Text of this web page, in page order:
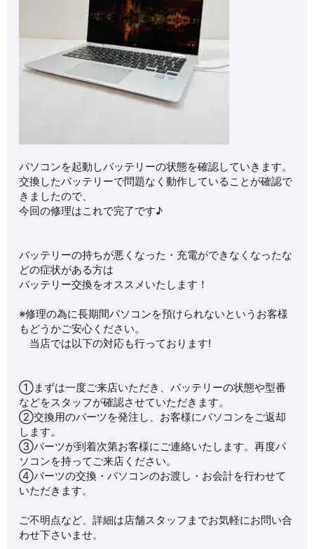
パソコンを起動しバッテリーの状態を確認していきます。
交換したバッテリーで問題なく動作していることが確認で
きましたので、
今回の修理はこれで完了です♪
バッテリーの持ちが悪くなった・充電ができなくなったな
どの症状がある方は
バッテリー交換をオススメいたします！
※修理の為に長期間パソコンを預けられないというお客様
もどうかご安心ください。
当店では以下の対応も行っております!
①まずは一度ご来店いただき、バッテリーの状態や型番
などをスタッフが確認させていただきます。
②交換用のパーツを発注し、お客様にパソコンをご返却
します。
③パーツが到着次第お客様にご連絡いたします。再度パ
ソコンを持ってご来店ください。
④パーツの交換・パソコンのお渡し・お会計を行わせて
いただきます。
ご不明点など、詳細は店舗スタッフまでお気軽にお問い合
わせ下さいませ。